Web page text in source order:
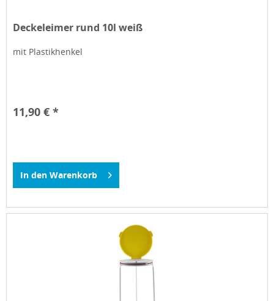
Deckeleimer rund 10l weiß
mit Plastikhenkel
11,90 € *
In den Warenkorb